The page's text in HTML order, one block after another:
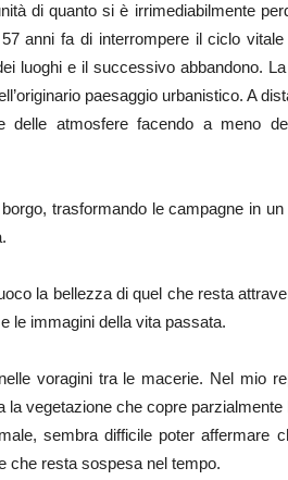
di quanto si è irrimediabilmente
anni fa di interrompere il ciclo
luoghi e il successivo abbandono.
paesaggio urbanistico. A
atmosfere facendo a meno
trasformando le campagne in
la bellezza di quel che resta
le immagini della vita passata.
voragini tra le macerie. Nel mio
vegetazione che copre
sembra difficile poter affermare
che resta sospesa nel tempo.